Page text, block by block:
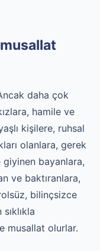
daha çok
hamile ve
kişilere, ruhsal
olanlara, gerek
giyinen bayanlara,
ve baktıranlara,
bilinçsizce
musallat olurlar.